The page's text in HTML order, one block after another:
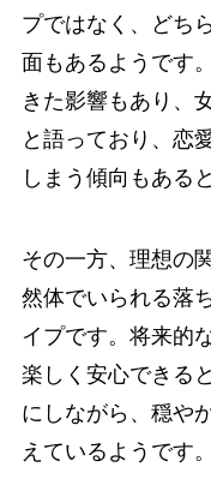
プではなく、どち
面もあるようです
きた影響もあり、
と語っており、恋
しまう傾向もある
その一方、理想の
然体でいられる落
イプです。将来的
楽しく安心できる
にしながら、穏や
えているようです。